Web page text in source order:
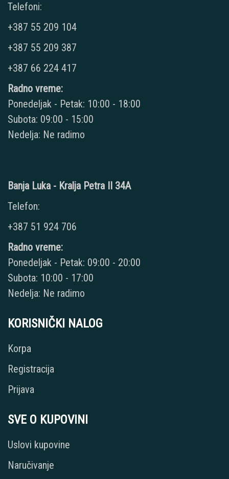
Telefoni:
+387 55 209 104
+387 55 209 387
+387 66 224 417
Radno vreme:
Ponedeljak - Petak: 10:00 - 18:00
Subota: 09:00 - 15:00
Nedelja: Ne radimo
Banja Luka - Kralja Petra II 34A
Telefon:
+387 51 924 706
Radno vreme:
Ponedeljak - Petak: 09:00 - 20:00
Subota: 10:00 - 17:00
Nedelja: Ne radimo
KORISNIČKI NALOG
Korpa
Registracija
Prijava
SVE O KUPOVINI
Uslovi kupovine
Naručivanje